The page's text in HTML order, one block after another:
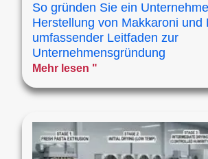
So gründen Sie ein
Herstellung von Makkaroni und
umfassender Leitfaden zur
Unternehmensgründung
Mehr lesen "